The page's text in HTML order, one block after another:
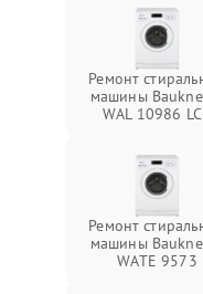
Ремонт
машины
WAL 10986
Ремонт
машины
WATE 9573